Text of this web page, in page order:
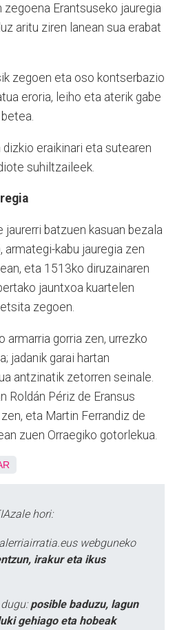
zegoena Erantsuseko jauregia
aritu ziren lanean sua erabat
zegoen eta oso kontserbazio
eroria, leiho eta aterik gabe
dizkio eraikinari eta sutearen
suhiltzaileek.
jaurerri batzuen kasuan bezala
armategi-kabu jauregia zen
eta 1513ko diruzainaren
jauntxoa kuartelen
zegoen.
armarria gorria zen, urrezko
jadanik garai hartan
antzinatik zetorren seinale.
Roldán Périz de Eransus
eta Martin Ferrandiz de
zuen Orraegiko gotorlekua.
hori:
webguneko
irakur eta ikus
posible baduzu, lagun
gehiago eta hobeak